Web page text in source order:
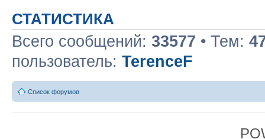
СТАТИСТИКА
Всего сообщений: 33577 • Тем:
пользователь: TerenceF
Список форумов